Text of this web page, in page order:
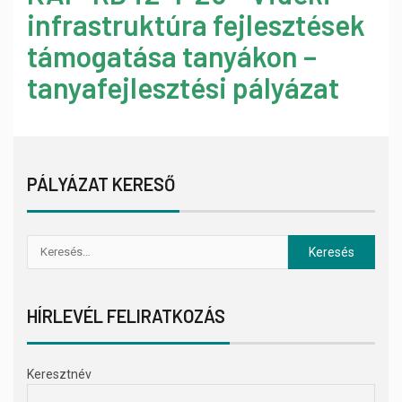
infrastruktúra fejlesztések
támogatása tanyákon –
tanyafejlesztési pályázat
PÁLYÁZAT KERESŐ
HÍRLEVÉL FELIRATKOZÁS
Keresztnév